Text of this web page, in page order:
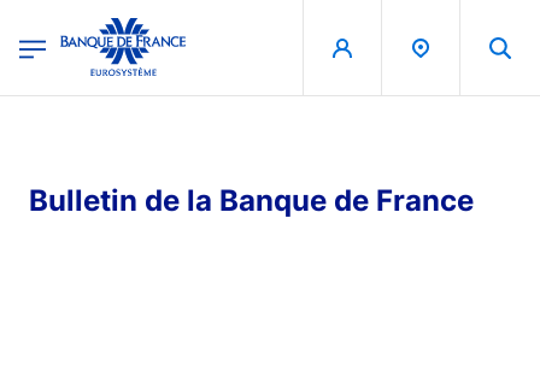
Banque de France - Menu Principal
Bulletin de la Banque de France